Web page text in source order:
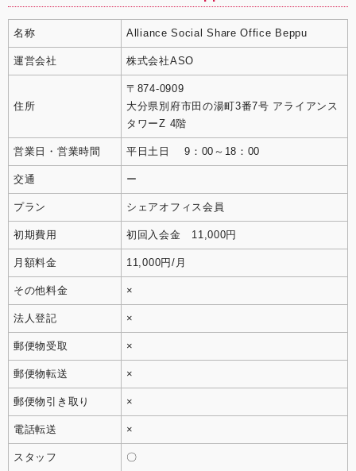
名称 Alliance Social Share Office Beppu
運営会社 株式会社ASO
住所
〒874-0909
大分県別府市田の湯町3番7号 アライアンス
タワーZ 4階
営業日・営業時間 平日土日 9：00～18：00
交通 ー
プラン シェアオフィス会員
初期費用 初回入会金 11,000円
月額料金 11,000円/月
その他料金 ×
法人登記 ×
郵便物受取 ×
郵便物転送 ×
郵便物引き取り ×
電話転送 ×
スタッフ 〇